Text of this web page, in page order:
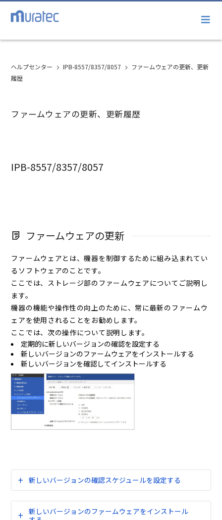
ヘルプセンター IPB-8557/8357/8057
ファームウェアの更新、更新
履歴
ファームウェアの更新、更新履歴
IPB-8557/8357/8057
ファームウェアの更新
ファームウェアとは、機器を制御するために組み込まれてい
るソフトウェアのことです。
ここでは、ストレージ部のファームウェアについてご説明し
ます。
機器の機能や操作性の向上のために、常に最新のファームウ
ェアを使用されることをお勧めします。
ここでは、次の操作について説明します。
定期的に新しいバージョンの確認を設定する
新しいバージョンのファームウェアをインストールする
新しいバージョンを確認してインストールする
新しいバージョンの確認スケジュールを設定する
新しいバージョンのファームウェアをインストール